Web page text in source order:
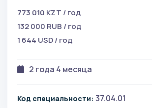
773 010 KZT / год
132 000 RUB / год
1 644 USD / год
2 года 4 месяца
Код специальности: 37.04.01